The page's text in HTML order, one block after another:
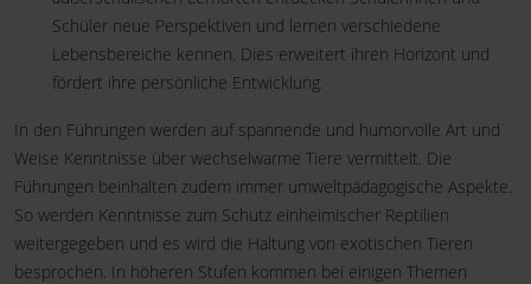
Schüler neue Perspektiven und lernen verschiedene
Lebensbereiche kennen. Dies erweitert ihren Horizont und
fördert ihre persönliche Entwicklung.
In den Führungen werden auf spannende und humorvolle Art und
Weise Kenntnisse über wechselwarme Tiere vermittelt. Die
Führungen beinhalten zudem immer umweltpädagogische Aspekte.
So werden Kenntnisse zum Schutz einheimischer Reptilien
weitergegeben und es wird die Haltung von exotischen Tieren
besprochen. In höheren Stufen kommen bei einigen Themen